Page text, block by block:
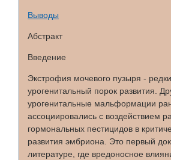
Выводы
Абстракт
Введение
Экстрофия мочевого пузыря -
урогенитальный порок развития.
урогенитальные мальформации
ассоциировались с воздействием
гормональных пестицидов в
развития эмбриона. Это первый
литературе, где вредоносное